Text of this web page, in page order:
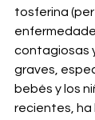
tosferina
contagiosas
graves,
bebés y los
recientes,